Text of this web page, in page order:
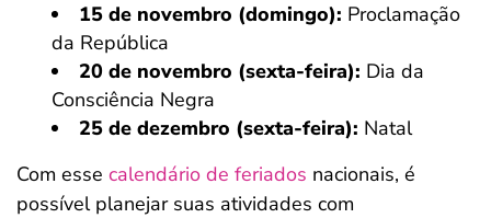
15 de novembro (domingo): Proclamação
da República
20 de novembro (sexta-feira): Dia da
Consciência Negra
25 de dezembro (sexta-feira): Natal
Com esse calendário de feriados nacionais, é
possível planejar suas atividades com